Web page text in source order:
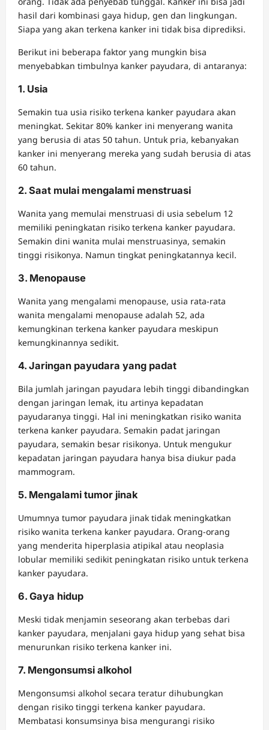
hasil dari kombinasi gaya hidup, gen dan lingkungan.
Siapa yang akan terkena kanker ini tidak bisa diprediksi.
Berikut ini beberapa faktor yang mungkin bisa
menyebabkan timbulnya kanker payudara, di antaranya:
1. Usia
Semakin tua usia risiko terkena kanker payudara akan
meningkat. Sekitar 80% kanker ini menyerang wanita
yang berusia di atas 50 tahun. Untuk pria, kebanyakan
kanker ini menyerang mereka yang sudah berusia di atas
60 tahun.
2. Saat mulai mengalami menstruasi
Wanita yang memulai menstruasi di usia sebelum 12
memiliki peningkatan risiko terkena kanker payudara.
Semakin dini wanita mulai menstruasinya, semakin
tinggi risikonya. Namun tingkat peningkatannya kecil.
3. Menopause
Wanita yang mengalami menopause, usia rata-rata
wanita mengalami menopause adalah 52, ada
kemungkinan terkena kanker payudara meskipun
kemungkinannya sedikit.
4. Jaringan payudara yang padat
Bila jumlah jaringan payudara lebih tinggi dibandingkan
dengan jaringan lemak, itu artinya kepadatan
payudaranya tinggi. Hal ini meningkatkan risiko wanita
terkena kanker payudara. Semakin padat jaringan
payudara, semakin besar risikonya. Untuk mengukur
kepadatan jaringan payudara hanya bisa diukur pada
mammogram.
5. Mengalami tumor jinak
Umumnya tumor payudara jinak tidak meningkatkan
risiko wanita terkena kanker payudara. Orang-orang
yang menderita hiperplasia atipikal atau neoplasia
lobular memiliki sedikit peningkatan risiko untuk terkena
kanker payudara.
6. Gaya hidup
Meski tidak menjamin seseorang akan terbebas dari
kanker payudara, menjalani gaya hidup yang sehat bisa
menurunkan risiko terkena kanker ini.
7. Mengonsumsi alkohol
Mengonsumsi alkohol secara teratur dihubungkan
dengan risiko tinggi terkena kanker payudara.
Membatasi konsumsinya bisa mengurangi risiko